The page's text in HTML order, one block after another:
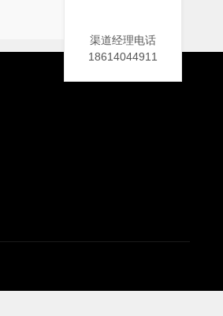
渠道经理电话
18614044911